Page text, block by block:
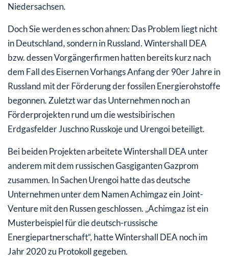
Niedersachsen.
Doch Sie werden es schon ahnen: Das Problem liegt nicht
in Deutschland, sondern in Russland. Wintershall DEA
bzw. dessen Vorgängerfirmen hatten bereits kurz nach
dem Fall des Eisernen Vorhangs Anfang der 90er Jahre in
Russland mit der Förderung der fossilen Energierohstoffe
begonnen. Zuletzt war das Unternehmen noch an
Förderprojekten rund um die westsibirischen
Erdgasfelder Juschno Russkoje und Urengoi beteiligt.
Bei beiden Projekten arbeitete Wintershall DEA unter
anderem mit dem russischen Gasgiganten Gazprom
zusammen. In Sachen Urengoi hatte das deutsche
Unternehmen unter dem Namen Achimgaz ein Joint-
Venture mit den Russen geschlossen. „Achimgaz ist ein
Musterbeispiel für die deutsch-russische
Energiepartnerschaft“, hatte Wintershall DEA noch im
Jahr 2020 zu Protokoll gegeben.